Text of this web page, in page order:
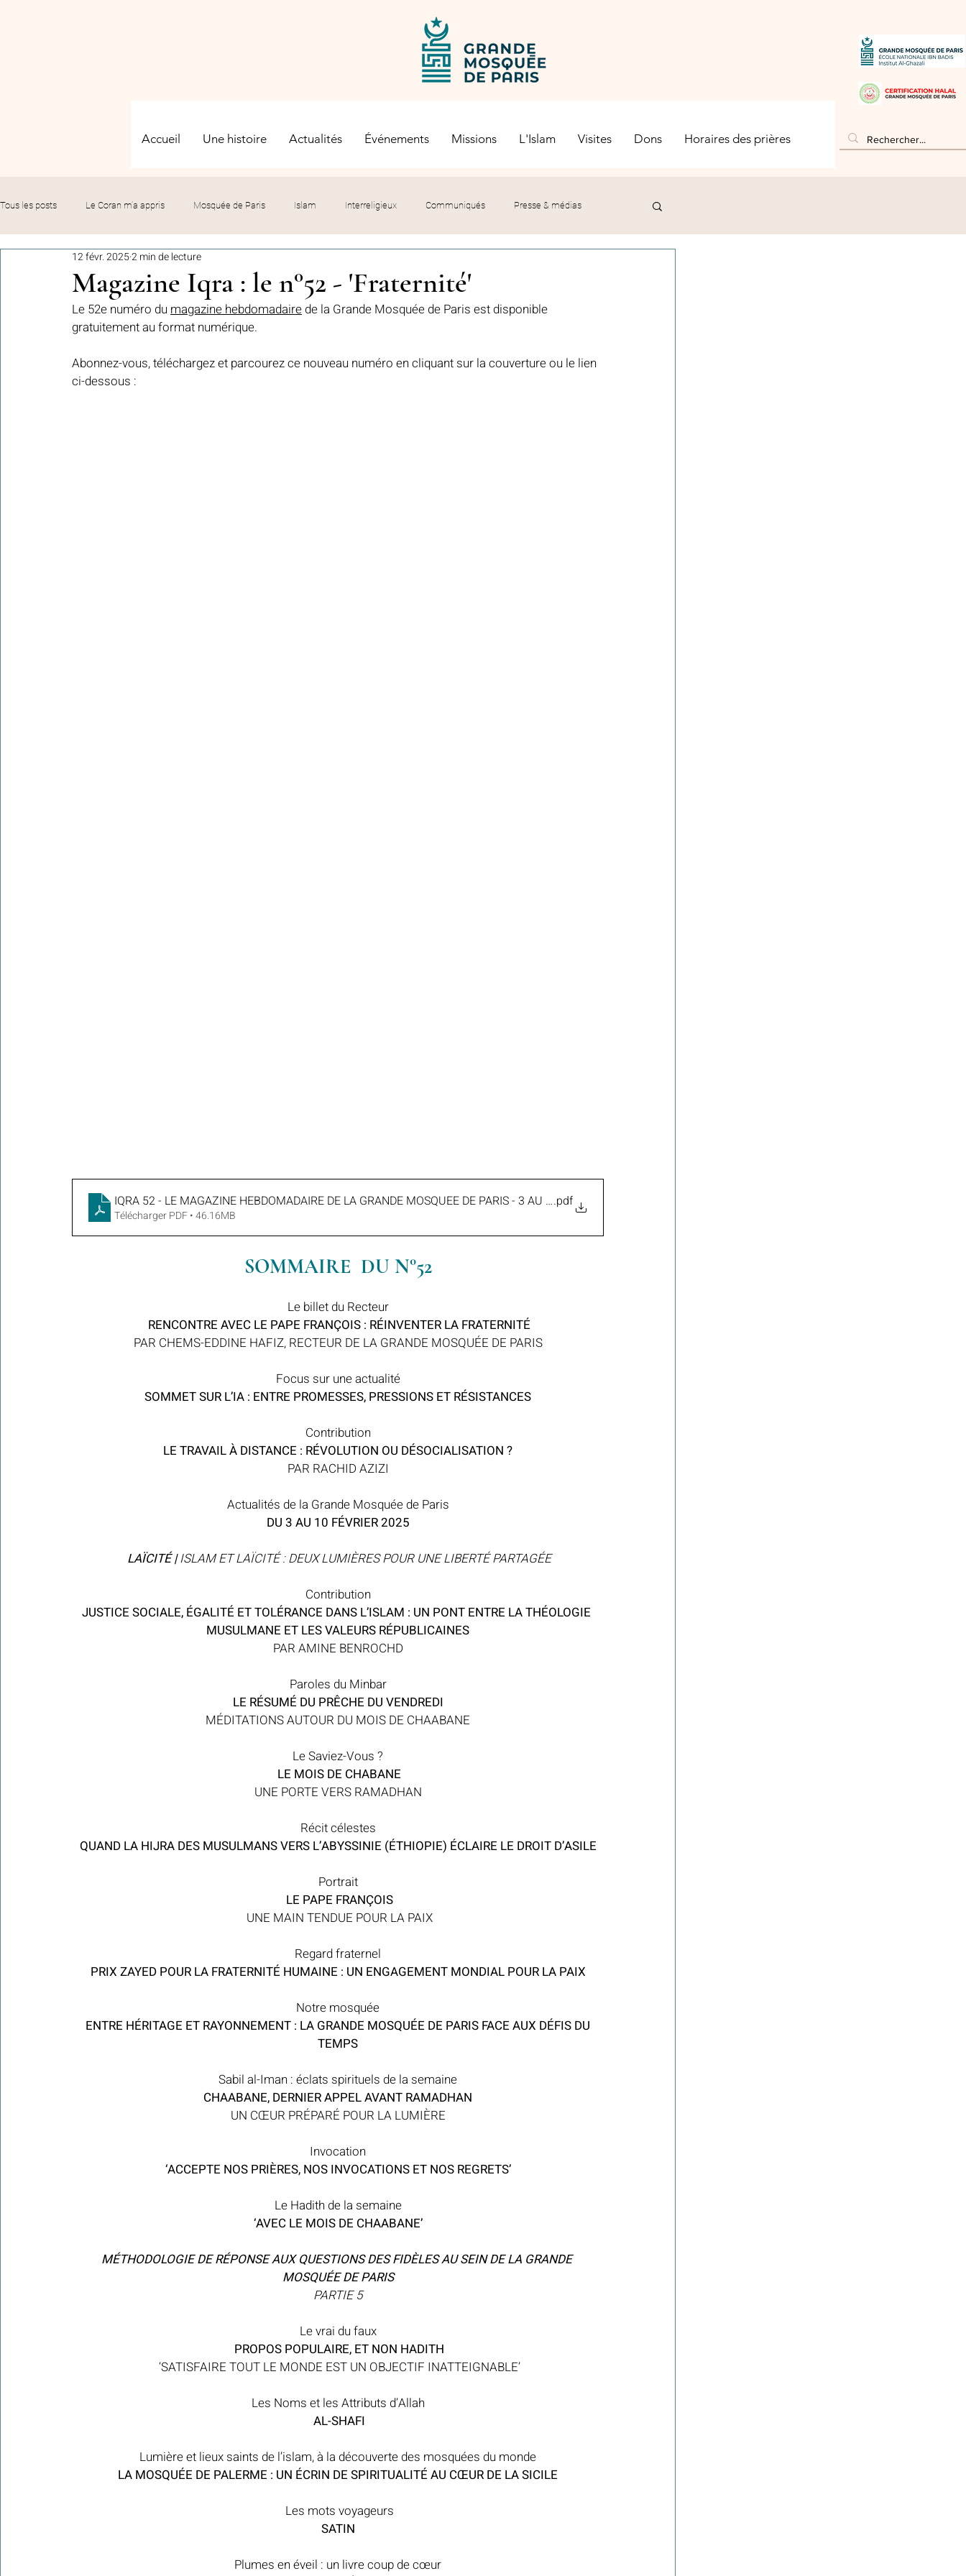
Accueil Une histoire Actualités Événements Missions L'Islam Visites Dons Horaires des prières
Tous les posts Le Coran m’a appris Mosquée de Paris Islam Interreligieux Communiqués Presse & médias
Evénements Solidarité Formation
commémorations Hommage Fédération GMP
Colonies de vacances Algérie 2024
Magazine Iqra : le n°52 - 'Fraternité'
12 févr. 20252 min de lecture
Le 52e numéro du magazine hebdomadaire de la Grande Mosquée de Paris est disponible
gratuitement au format numérique.
Abonnez-vous, téléchargez et parcourez ce nouveau numéro en cliquant sur la couverture ou le lien
ci-dessous :
IQRA 52 - LE MAGAZINE HEBDOMADAIRE DE LA GRANDE MOSQUEE DE PARIS - 3 AU 10 FEV. 2025
.pdf
Télécharger PDF • 46.16MB
SOMMAIRE  DU N°52
Le billet du Recteur
RENCONTRE AVEC LE PAPE FRANÇOIS : RÉINVENTER LA FRATERNITÉ
PAR CHEMS-EDDINE HAFIZ, RECTEUR DE LA GRANDE MOSQUÉE DE PARIS
Focus sur une actualité
SOMMET SUR L’IA : ENTRE PROMESSES, PRESSIONS ET RÉSISTANCES
Contribution
LE TRAVAIL À DISTANCE : RÉVOLUTION OU DÉSOCIALISATION ?
PAR RACHID AZIZI
Actualités de la Grande Mosquée de Paris
DU 3 AU 10 FÉVRIER 2025
LAÏCITÉ | ISLAM ET LAÏCITÉ : DEUX LUMIÈRES POUR UNE LIBERTÉ PARTAGÉE
Contribution
JUSTICE SOCIALE, ÉGALITÉ ET TOLÉRANCE DANS L’ISLAM : UN PONT ENTRE LA THÉOLOGIE
MUSULMANE ET LES VALEURS RÉPUBLICAINES
PAR AMINE BENROCHD
Paroles du Minbar
LE RÉSUMÉ DU PRÊCHE DU VENDREDI
MÉDITATIONS AUTOUR DU MOIS DE CHAABANE
Le Saviez-Vous ?
LE MOIS DE CHABANE
UNE PORTE VERS RAMADHAN
Récit célestes
QUAND LA HIJRA DES MUSULMANS VERS L’ABYSSINIE (ÉTHIOPIE) ÉCLAIRE LE DROIT D’ASILE
Portrait
LE PAPE FRANÇOIS
UNE MAIN TENDUE POUR LA PAIX
Regard fraternel
PRIX ZAYED POUR LA FRATERNITÉ HUMAINE : UN ENGAGEMENT MONDIAL POUR LA PAIX
Notre mosquée
ENTRE HÉRITAGE ET RAYONNEMENT : LA GRANDE MOSQUÉE DE PARIS FACE AUX DÉFIS DU
TEMPS
Sabil al-Iman : éclats spirituels de la semaine
CHAABANE, DERNIER APPEL AVANT RAMADHAN
UN CŒUR PRÉPARÉ POUR LA LUMIÈRE
Invocation
‘ACCEPTE NOS PRIÈRES, NOS INVOCATIONS ET NOS REGRETS’
Le Hadith de la semaine
‘AVEC LE MOIS DE CHAABANE’
MÉTHODOLOGIE DE RÉPONSE AUX QUESTIONS DES FIDÈLES AU SEIN DE LA GRANDE
MOSQUÉE DE PARIS
PARTIE 5
Le vrai du faux
PROPOS POPULAIRE, ET NON HADITH
‘SATISFAIRE TOUT LE MONDE EST UN OBJECTIF INATTEIGNABLE’
Les Noms et les Attributs d’Allah
AL-SHAFI
Lumière et lieux saints de l’islam, à la découverte des mosquées du monde
LA MOSQUÉE DE PALERME : UN ÉCRIN DE SPIRITUALITÉ AU CŒUR DE LA SICILE
Les mots voyageurs
SATIN
Plumes en éveil : un livre coup de cœur